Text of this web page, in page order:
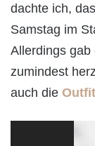
dachte ich,
Samstag im
Allerdings gab
zumindest
auch die